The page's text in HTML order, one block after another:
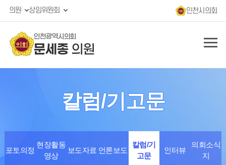
의원 상임위원회 인천시의회
인천광역시의회
문세종 의원
칼럼/기고문
포토의정
현장활동
영상
보도자료 언론보도
칼럼/기
고문
인터뷰
의회소식
지